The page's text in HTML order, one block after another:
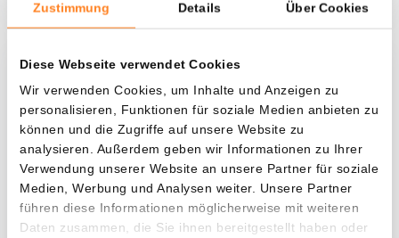
Zustimmung Details Über Cookies
Diese Webseite verwendet Cookies
Wir verwenden Cookies, um Inhalte und Anzeigen zu
personalisieren, Funktionen für soziale Medien anbieten zu
können und die Zugriffe auf unsere Website zu
analysieren. Außerdem geben wir Informationen zu Ihrer
Verwendung unserer Website an unsere Partner für soziale
Medien, Werbung und Analysen weiter. Unsere Partner
führen diese Informationen möglicherweise mit weiteren
Daten zusammen, die Sie ihnen bereitgestellt haben oder
Was, wenn ich...?
Zie hoeveel waarde je vandaag zou hebben als
je dollar-cost averaging had toegepast op
verschillende cryptocurrencies.
Hätte investiert In
$